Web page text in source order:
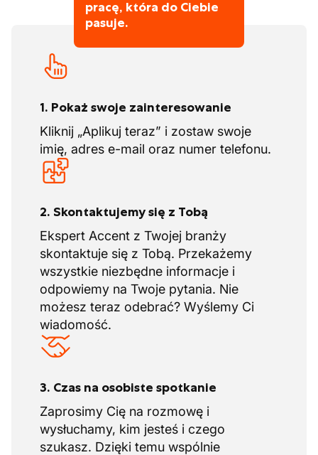
pracę, która do Ciebie
pasuje.
1. Pokaż swoje zainteresowanie
Kliknij „Aplikuj teraz” i zostaw swoje
imię, adres e-mail oraz numer telefonu.
2. Skontaktujemy się z Tobą
Ekspert Accent z Twojej branży
skontaktuje się z Tobą. Przekażemy
wszystkie niezbędne informacje i
odpowiemy na Twoje pytania. Nie
możesz teraz odebrać? Wyślemy Ci
wiadomość.
3. Czas na osobiste spotkanie
Zaprosimy Cię na rozmowę i
wysłuchamy, kim jesteś i czego
szukasz. Dzięki temu wspólnie